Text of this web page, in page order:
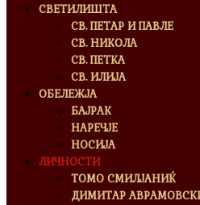
СВЕТИЛИШТА
СВ. ПЕТАР И ПАВЛЕ
СВ. НИКОЛА
СВ. ПЕТКА
СВ. ИЛИЈА
ОБЕЛЕЖЈА
БАЈРАК
НАРЕЧЈЕ
НОСИЈА
ЛИЧНОСТИ
ТОМО СМИЛЈАНИЌ
ДИМИТАР